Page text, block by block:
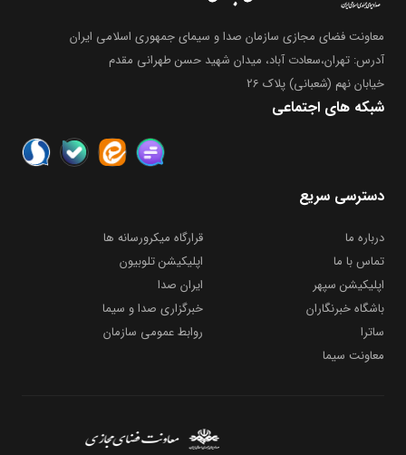
معاونت فضای مجازی سازمان صدا و سیمای جمهوری اسلامی ایران
آدرس: تهران،سعادت آباد، میدان شهید حسن طهرانی مقدم
خیابان نهم (شعبانی) پلاک 26
شبکه های اجتماعی
دسترسی سریع
درباره ما
قرارگاه میکرورسانه ها
تماس با ما
اپلیکیشن تلوبیون
اپلیکیشن سپهر
ایران صدا
باشگاه خبرنگاران
خبرگزاری صدا و سیما
ساترا
روابط عمومی سازمان
معاونت سیما